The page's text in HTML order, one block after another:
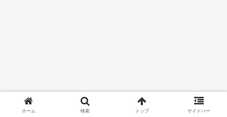
ホーム 検索 トップ サイドバー